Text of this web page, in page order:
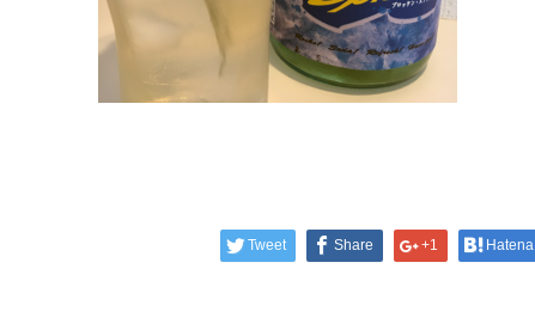
Tweet Share +1 Hatena